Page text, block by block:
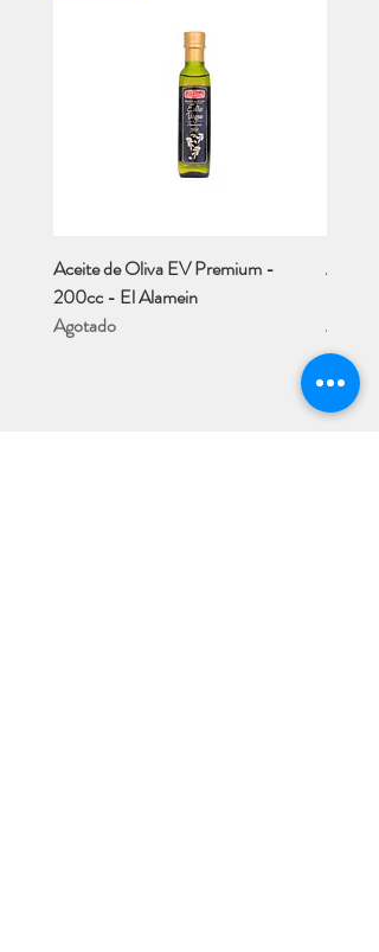
Aceite de Oliva EV Premium -
200cc - El Alamein
Agotado
Aceite
Agotado